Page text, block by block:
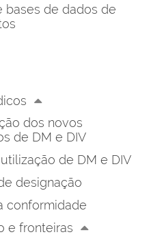
bases de dados de
dos novos
de DM e DIV
de DM e DIV
designação
conformidade
e fronteiras